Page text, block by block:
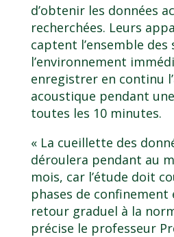
d’obtenir les données
recherchées. Leurs
captent l’ensemble des
l’environnement
enregistrer en continu
acoustique pendant
toutes les 10 minutes.
« La cueillette des
déroulera pendant au
mois, car l’étude doit
phases de confinement
retour graduel à la
précise le professeur